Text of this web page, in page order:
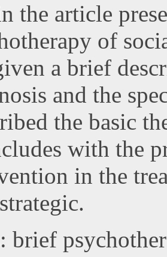
the article
of
a brief
and the
the basic
with the
in the
brief